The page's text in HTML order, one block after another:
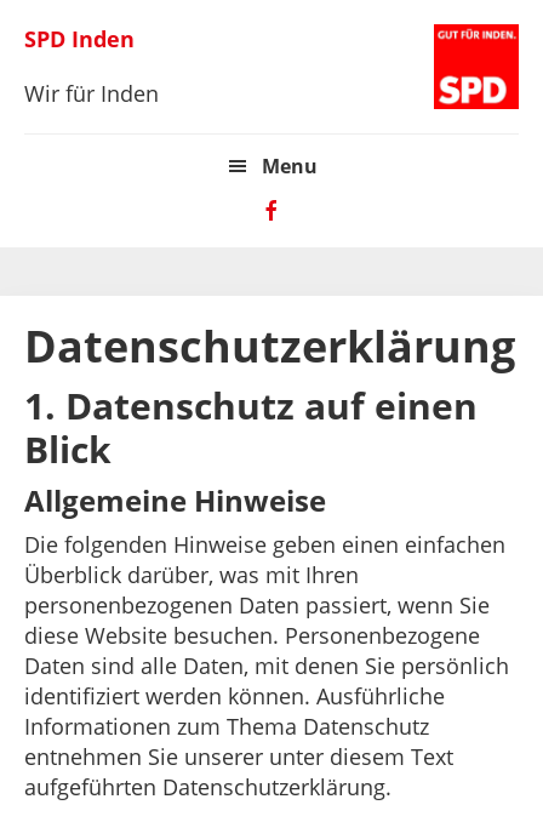
Hauptnavigation
content
Hauptsidebar
SPD Inden
Wir für Inden
Menu
Datenschutzerklärung
1. Datenschutz auf einen
Blick
Allgemeine Hinweise
Die folgenden Hinweise geben einen einfachen
Überblick darüber, was mit Ihren
personenbezogenen Daten passiert, wenn Sie
diese Website besuchen. Personenbezogene
Daten sind alle Daten, mit denen Sie persönlich
identifiziert werden können. Ausführliche
Informationen zum Thema Datenschutz
entnehmen Sie unserer unter diesem Text
aufgeführten Datenschutzerklärung.